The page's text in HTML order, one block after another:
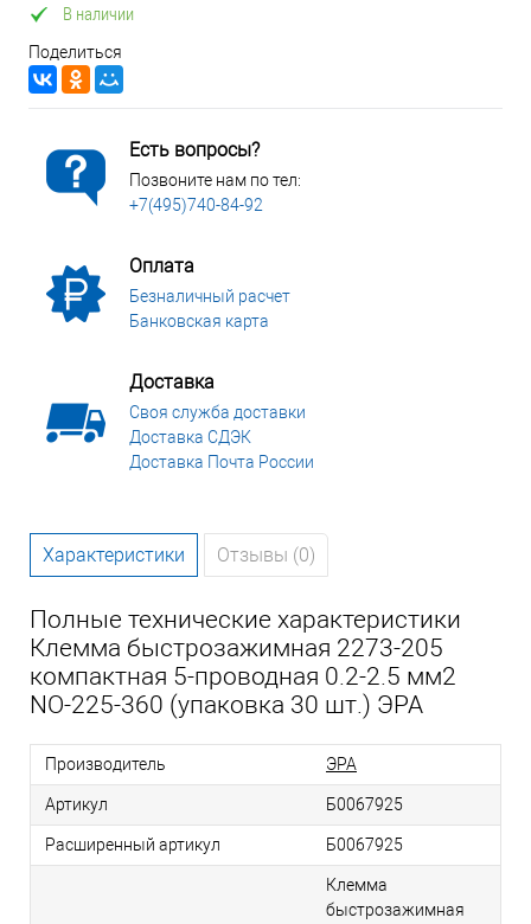
В наличии
Поделиться
Есть вопросы?
Позвоните нам по тел:
+7(495)740-84-92
Оплата
Безналичный расчет
Банковская карта
Доставка
Своя служба доставки
Доставка СДЭК
Доставка Почта России
Характеристики Отзывы (0)
Полные технические характеристики
Клемма быстрозажимная 2273-205
компактная 5-проводная 0.2-2.5 мм2
NO-225-360 (упаковка 30 шт.) ЭРА
Производитель ЭРА
Артикул Б0067925
Расширенный артикул Б0067925
Клемма
быстрозажимная